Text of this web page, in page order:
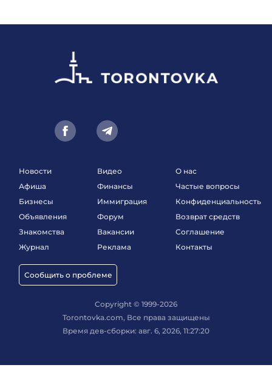
Новости
Афиша
Бизнесы
Объявления
Знакомства
Журнал
Сообщить о проблеме
Видео
Финансы
Иммиграция
Форум
Вакансии
Реклама
О нас
Частые вопросы
Конфиденциальность
Возврат средств
Соглашение
Контакты
Copyright © 1999-2026
Torontovka.com, Все права защищены
Время дев-сборки: авг. 6, 2026, 11:27:20